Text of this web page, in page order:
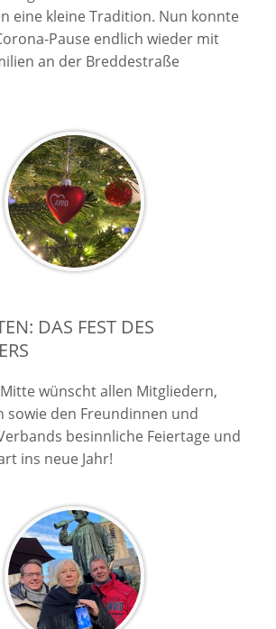
eine kleine Tradition. Nun konnte
Pause endlich wieder mit
an der Breddestraße
DAS FEST DES
wünscht allen Mitgliedern,
sowie den Freundinnen und
besinnliche Feiertage und
ins neue Jahr!